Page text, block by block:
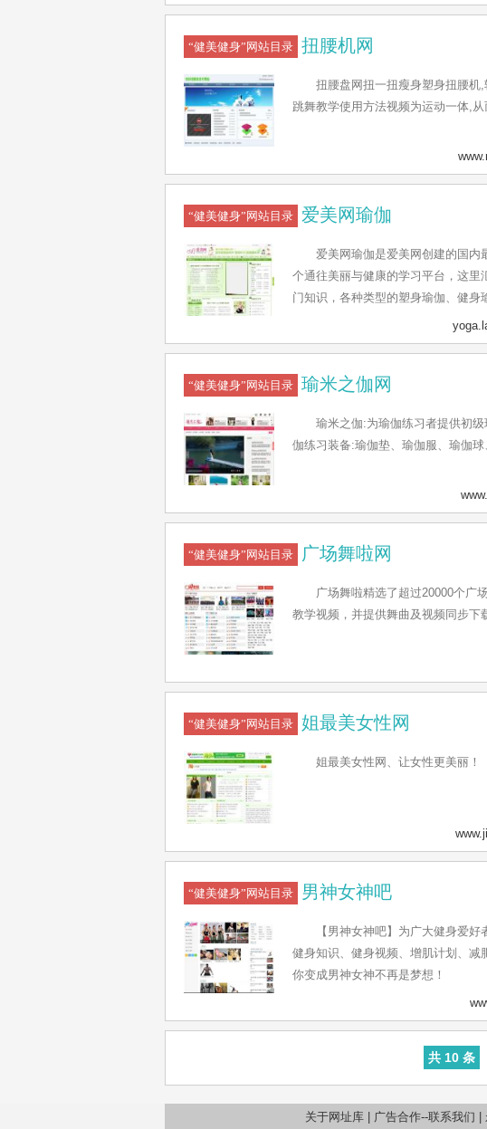
“健美健身”网站目录 扭腰机网
扭腰盘网扭一扭瘦身塑身扭腰机
跳舞教学使用方法视频为运动一体,
“健美健身”网站目录 爱美网瑜伽
爱美网瑜伽是爱美网创建的国内
个通往美丽与健康的学习平台，这里
门知识，各种类型的塑身瑜伽、健
“健美健身”网站目录 瑜米之伽网
瑜米之伽:为瑜伽练习者提供初
伽练习装备:瑜伽垫、瑜伽服、瑜伽
“健美健身”网站目录 广场舞啦网
广场舞啦精选了超过20000个广
教学视频，并提供舞曲及视频同步下
“健美健身”网站目录 姐最美女性网
姐最美女性网、让女性更美丽！
“健美健身”网站目录 男神女神吧
【男神女神吧】为广大健身爱
健身知识、健身视频、增肌计划、减
你变成男神女神不再是梦想！
共 10 条
关于网址库| 广告合作--联系我们